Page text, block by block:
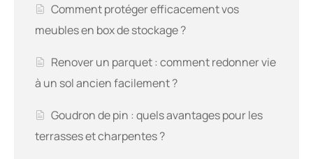
Comment protéger efficacement vos
meubles en box de stockage ?
Renover un parquet : comment redonner vie
à un sol ancien facilement ?
Goudron de pin : quels avantages pour les
terrasses et charpentes ?